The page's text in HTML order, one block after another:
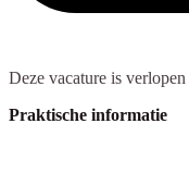
Deze vacature is verlopen
Praktische informatie